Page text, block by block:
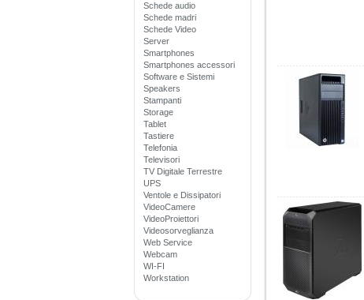
Schede audio
Schede madri
Schede Video
Server
Smartphones
Smartphones accessori
Software e Sistemi
Speakers
Stampanti
Storage
Tablet
Tastiere
Telefonia
Televisori
TV Digitale Terrestre
UPS
Ventole e Dissipatori
VideoCamere
VideoProiettori
Videosorveglianza
Web Service
Webcam
WI-FI
Workstation